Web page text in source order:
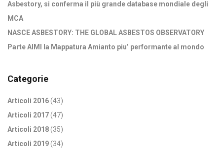
Asbestory, si conferma il più grande database mondiale degli
MCA
NASCE ASBESTORY: THE GLOBAL ASBESTOS OBSERVATORY
Parte AIMI la Mappatura Amianto piu’ performante al mondo
Categorie
Articoli 2016(43)
Articoli 2017(47)
Articoli 2018(35)
Articoli 2019(34)